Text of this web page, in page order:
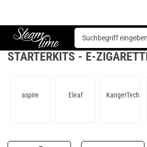
Steam time
E-Zigarette StarterKits
STARTERKITS - E-
aspire Eleaf KangerTech